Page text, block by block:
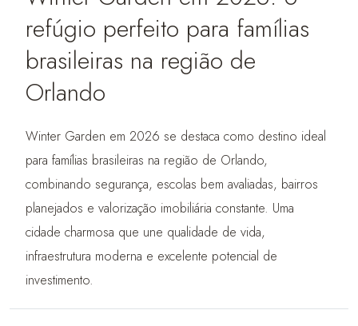
refúgio perfeito para famílias
brasileiras na região de
Orlando
Winter Garden em 2026 se destaca como destino ideal
para famílias brasileiras na região de Orlando,
combinando segurança, escolas bem avaliadas, bairros
planejados e valorização imobiliária constante. Uma
cidade charmosa que une qualidade de vida,
infraestrutura moderna e excelente potencial de
investimento.